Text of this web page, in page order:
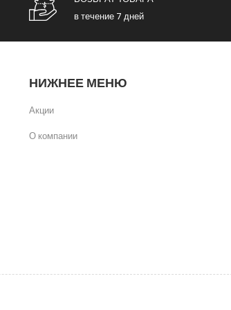
в течение 7 дней
НИЖНЕЕ МЕНЮ
Акции
О компании